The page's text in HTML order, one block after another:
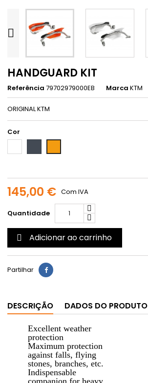

HANDGUARD KIT
Referência 79702979000EB Marca KTM
ORIGINAL KTM
Cor
145,00 € Com IVA
Quantidade
 Adicionar ao carrinho
Partilhar
DESCRIÇÃO DADOS DO PRODUTO
Excellent weather
protection
Maximum protection
against falls, flying
stones, branches, etc.
Indispensable
companion for heavy